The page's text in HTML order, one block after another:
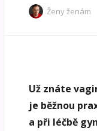
Ženy ženám
Už znáte
je běžnou
a při léčbě